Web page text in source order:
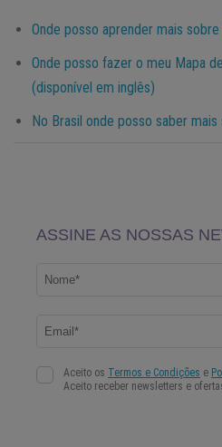
Onde posso aprender mais sobre
Onde posso fazer o meu Mapa
(disponível em inglês)
No Brasil onde posso saber